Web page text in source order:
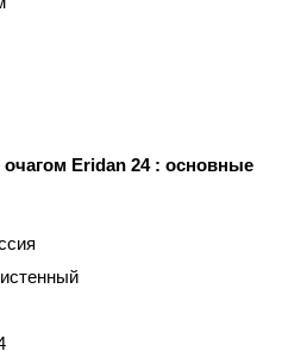
Eridan 24 : основные